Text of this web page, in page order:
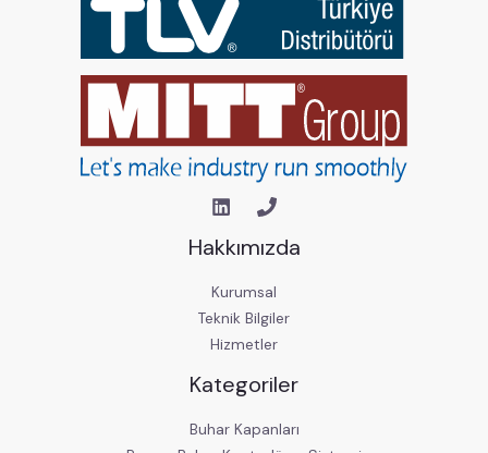
Hakkımızda
Kurumsal
Teknik Bilgiler
Hizmetler
Kategoriler
Buhar Kapanları